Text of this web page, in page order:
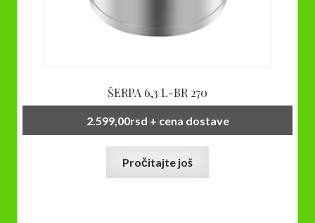
ŠERPA 6,3 L-BR 270
2.599,00rsd + cena dostave
Pročitajte još